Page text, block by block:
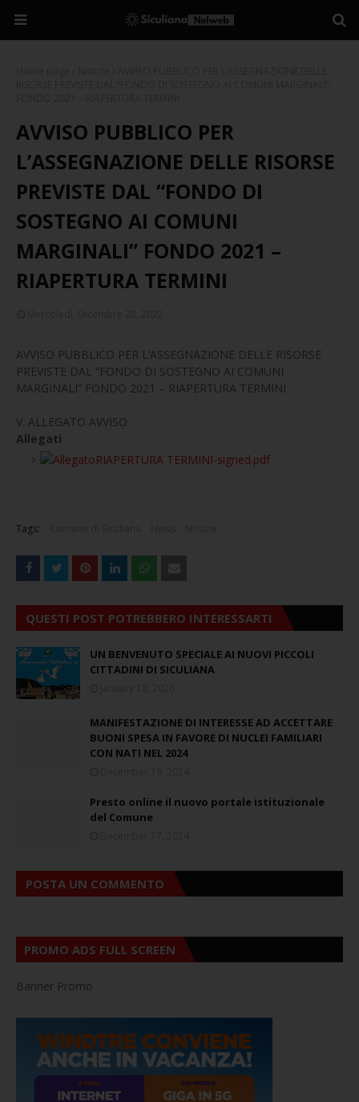
AVVISO PUBBLICO PER
L’ASSEGNAZIONE DELLE RISORSE
PREVISTE DAL “FONDO DI
SOSTEGNO AI COMUNI
MARGINALI” FONDO 2021 –
RIAPERTURA TERMINI
AVVISO PUBBLICO PER L’ASSEGNAZIONE DELLE RISORSE
PREVISTE DAL “FONDO DI SOSTEGNO AI COMUNI
MARGINALI” FONDO 2021 – RIAPERTURA TERMINI
V. ALLEGATO AVVISO
Allegati
RIAPERTURA TERMINI-signed.pdf
Tags:
QUESTI POST POTREBBERO INTERESSARTI
UN BENVENUTO SPECIALE AI NUOVI PICCOLI
CITTADINI DI SICULIANA
MANIFESTAZIONE DI INTERESSE AD ACCETTARE
BUONI SPESA IN FAVORE DI NUCLEI FAMILIARI
CON NATI NEL 2024
Presto online il nuovo portale istituzionale
del Comune
POSTA UN COMMENTO
PROMO ADS FULL SCREEN
Banner Promo